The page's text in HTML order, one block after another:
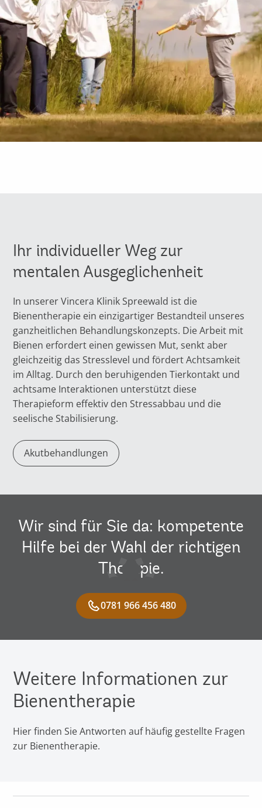
Ihr individueller Weg zur
mentalen Ausgeglichenheit
In unserer Vincera Klinik Spreewald ist die
Bienentherapie ein einzigartiger Bestandteil unseres
ganzheitlichen Behandlungskonzepts. Die Arbeit mit
Bienen erfordert einen gewissen Mut, senkt aber
gleichzeitig das Stresslevel und fördert Achtsamkeit
im Alltag. Durch den beruhigenden Tierkontakt und
achtsame Interaktionen unterstützt diese
Therapieform effektiv den Stressabbau und die
seelische Stabilisierung.
Akutbehandlungen
Wir sind für Sie da: kompetente
Hilfe bei der Wahl der richtigen
Therapie.
0781 966 456 480
Weitere Informationen zur
Bienentherapie
Hier finden Sie Antworten auf häufig gestellte Fragen
zur Bienentherapie.